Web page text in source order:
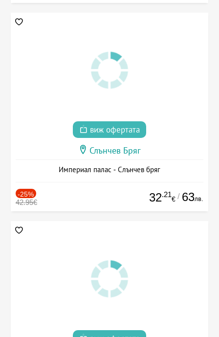
виж офертата
Слънчев Бряг
Империал палас - Слънчев бряг
-25%
42.95€ 32.21
€ / 63лв.